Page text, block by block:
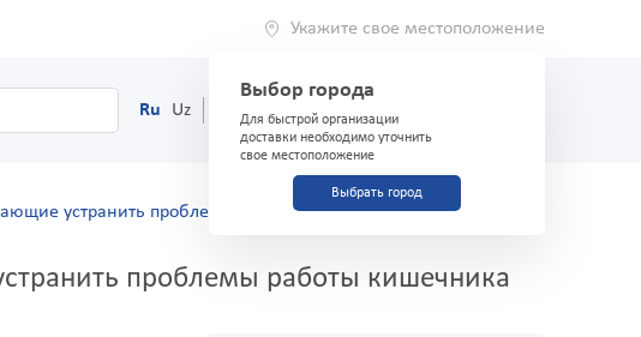
Укажите свое местоположение
Выбор города
Для быстрой организации
доставки необходимо уточнить
свое местоположение
Выбрать город
Ru Uz (71) 200-03-03
устранить проблемы работы кишечника
проблемы работы кишечника